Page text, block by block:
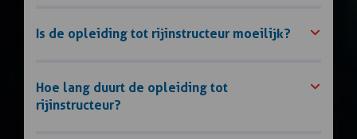
Is de opleiding tot rijinstructeur moeilijk?
Hoe lang duurt de opleiding tot
rijinstructeur?